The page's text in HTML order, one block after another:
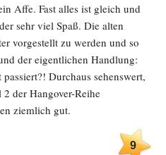
Affe. Fast alles ist gleich und
sehr viel Spaß. Die alten
vorgestellt zu werden und so
der eigentlichen Handlung:
Durchaus sehenswert,
der Hangover-Reihe
ziemlich gut.
9